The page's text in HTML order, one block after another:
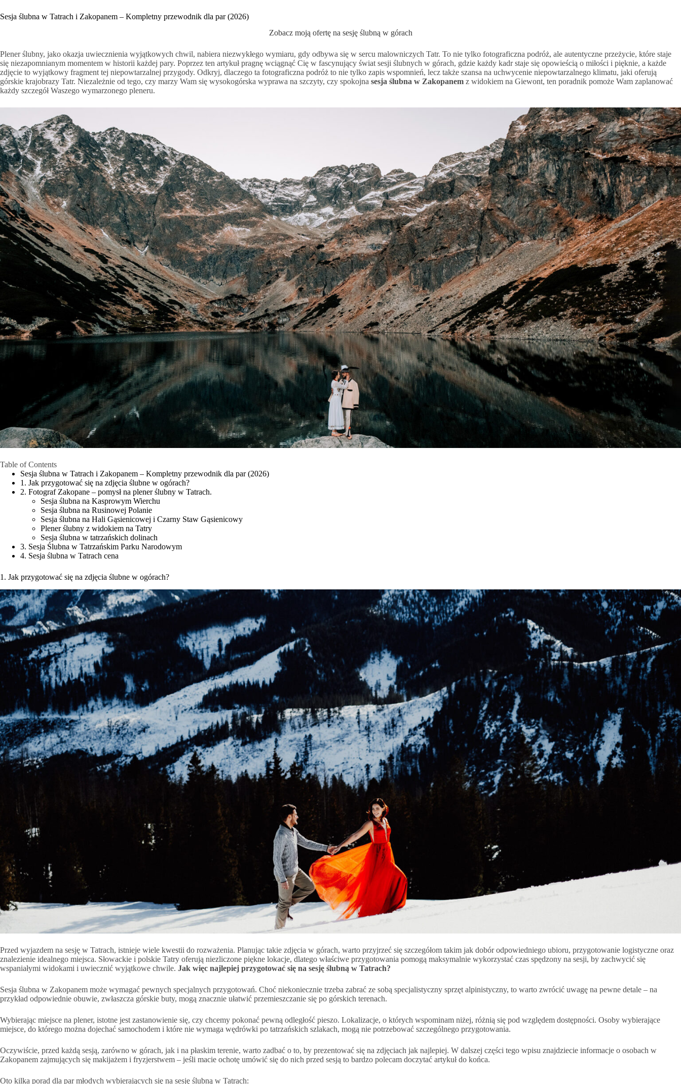
Sesja ślubna w Tatrach i Zakopanem – Kompletny przewodnik dla par (2026)
Zobacz moją ofertę na sesję ślubną w górach
Plener ślubny, jako okazja uwiecznienia wyjątkowych chwil, nabiera niezwykłego wymiaru, gdy odbywa się w sercu malowniczych Tatr. To nie tylko fotograficzna podróż, ale autentyczne przeżycie, które staje
się niezapomnianym momentem w historii każdej pary. Poprzez ten artykuł pragnę wciągnąć Cię w fascynujący świat sesji ślubnych w górach, gdzie każdy kadr staje się opowieścią o miłości i pięknie, a każde
zdjęcie to wyjątkowy fragment tej niepowtarzalnej przygody. Odkryj, dlaczego ta fotograficzna podróż to nie tylko zapis wspomnień, lecz także szansa na uchwycenie niepowtarzalnego klimatu, jaki oferują
górskie krajobrazy Tatr. Niezależnie od tego, czy marzy Wam się wysokogórska wyprawa na szczyty, czy spokojna sesja ślubna w Zakopanem z widokiem na Giewont, ten poradnik pomoże Wam zaplanować
każdy szczegół Waszego wymarzonego pleneru.
Table of Contents
Sesja ślubna w Tatrach i Zakopanem – Kompletny przewodnik dla par (2026)
1. Jak przygotować się na zdjęcia ślubne w ogórach?
2. Fotograf Zakopane – pomysł na plener ślubny w Tatrach.
Sesja ślubna na Kasprowym Wierchu
Sesja ślubna na Rusinowej Polanie
Sesja ślubna na Hali Gąsienicowej i Czarny Staw Gąsienicowy
Plener ślubny z widokiem na Tatry
Sesja ślubna w tatrzańskich dolinach
3. Sesja Ślubna w Tatrzańskim Parku Narodowym
4. Sesja ślubna w Tatrach cena
1. Jak przygotować się na zdjęcia ślubne w ogórach?
Przed wyjazdem na sesję w Tatrach, istnieje wiele kwestii do rozważenia. Planując takie zdjęcia w górach, warto przyjrzeć się szczegółom takim jak dobór odpowiedniego ubioru, przygotowanie logistyczne oraz
znalezienie idealnego miejsca. Słowackie i polskie Tatry oferują niezliczone piękne lokacje, dlatego właściwe przygotowania pomogą maksymalnie wykorzystać czas spędzony na sesji, by zachwycić się
wspaniałymi widokami i uwiecznić wyjątkowe chwile. Jak więc najlepiej przygotować się na sesję ślubną w Tatrach?
Sesja ślubna w Zakopanem może wymagać pewnych specjalnych przygotowań. Choć niekoniecznie trzeba zabrać ze sobą specjalistyczny sprzęt alpinistyczny, to warto zwrócić uwagę na pewne detale – na
przykład odpowiednie obuwie, zwłaszcza górskie buty, mogą znacznie ułatwić przemieszczanie się po górskich terenach.
Wybierając miejsce na plener, istotne jest zastanowienie się, czy chcemy pokonać pewną odległość pieszo. Lokalizacje, o których wspominam niżej, różnią się pod względem dostępności. Osoby wybierające
miejsce, do którego można dojechać samochodem i które nie wymaga wędrówki po tatrzańskich szlakach, mogą nie potrzebować szczególnego przygotowania.
Oczywiście, przed każdą sesją, zarówno w górach, jak i na płaskim terenie, warto zadbać o to, by prezentować się na zdjęciach jak najlepiej. W dalszej części tego wpisu znajdziecie informacje o osobach w
Zakopanem zajmujących się makijażem i fryzjerstwem – jeśli macie ochotę umówić się do nich przed sesją to bardzo polecam doczytać artykuł do końca.
Oto kilka porad dla par młodych wybierających się na sesję ślubną w Tatrach: